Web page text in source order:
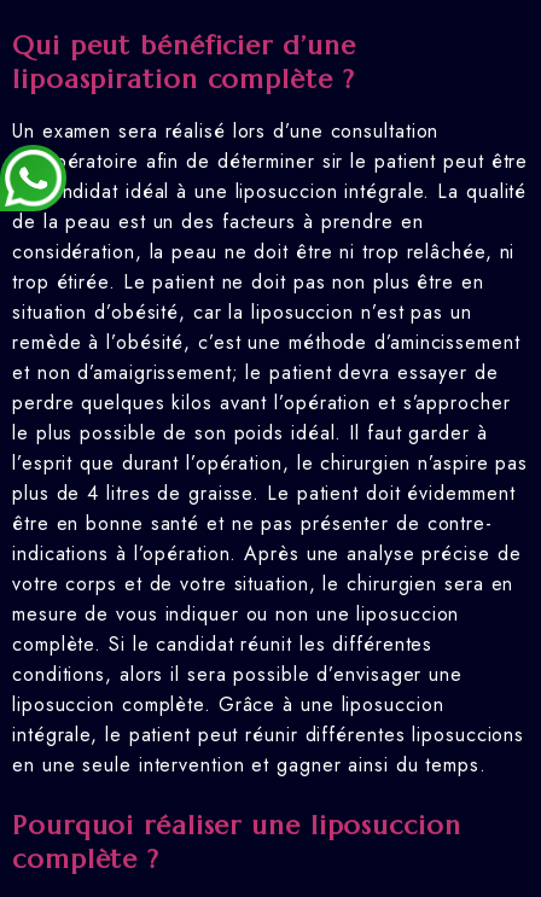
Qui peut bénéficier d’une
lipoaspiration complète ?
Un examen sera réalisé lors d’une consultation
préopératoire afin de déterminer sir le patient peut être
un candidat idéal à une liposuccion intégrale. La qualité
de la peau est un des facteurs à prendre en
considération, la peau ne doit être ni trop relâchée, ni
trop étirée. Le patient ne doit pas non plus être en
situation d’obésité, car la liposuccion n’est pas un
remède à l’obésité, c’est une méthode d’amincissement
et non d’amaigrissement; le patient devra essayer de
perdre quelques kilos avant l’opération et s’approcher
le plus possible de son poids idéal. Il faut garder à
l’esprit que durant l’opération, le chirurgien n’aspire pas
plus de 4 litres de graisse. Le patient doit évidemment
être en bonne santé et ne pas présenter de contre-
indications à l’opération. Après une analyse précise de
votre corps et de votre situation, le chirurgien sera en
mesure de vous indiquer ou non une liposuccion
complète. Si le candidat réunit les différentes
conditions, alors il sera possible d’envisager une
liposuccion complète. Grâce à une liposuccion
intégrale, le patient peut réunir différentes liposuccions
en une seule intervention et gagner ainsi du temps.
Pourquoi réaliser une liposuccion
complète ?